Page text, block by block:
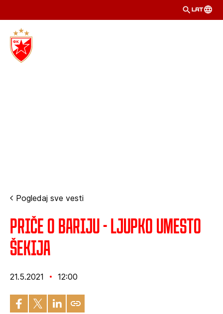
LAT
Pogledaj sve vesti
Priče o Bariju - Ljupko umesto
Šekija
21.5.2021 12:00